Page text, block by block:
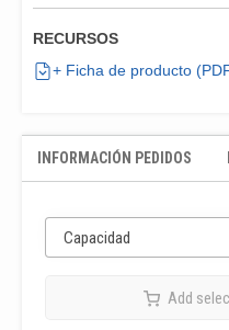
RECURSOS
+ Ficha de producto
INFORMACIÓN PEDIDOS
Capacidad
Add